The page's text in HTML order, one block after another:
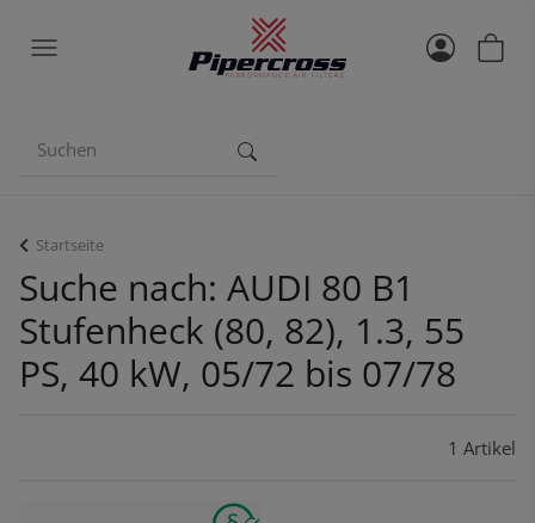
Startseite
Suche nach: AUDI 80 B1
Stufenheck (80, 82), 1.3, 55
PS, 40 kW, 05/72 bis 07/78
1 Artikel